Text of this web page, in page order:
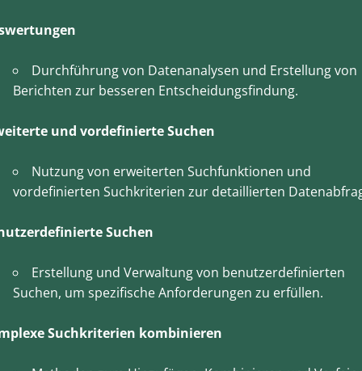
Durchführung von Datenanalysen und Erstellung von
Berichten zur besseren Entscheidungsfindung.
und vordefinierte Suchen
Nutzung von erweiterten Suchfunktionen und
vordefinierten Suchkriterien zur detaillierten
Suchen
Erstellung und Verwaltung von benutzerdefinierten
Suchen, um spezifische Anforderungen zu erfüllen.
Suchkriterien kombinieren